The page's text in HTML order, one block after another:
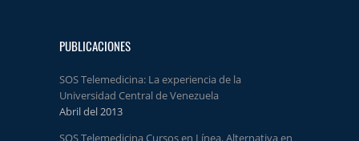
PUBLICACIONES
SOS Telemedicina: La experiencia de la
Universidad Central de Venezuela
Abril del 2013
SOS Telemedicina Cursos en Línea. Alternativa en